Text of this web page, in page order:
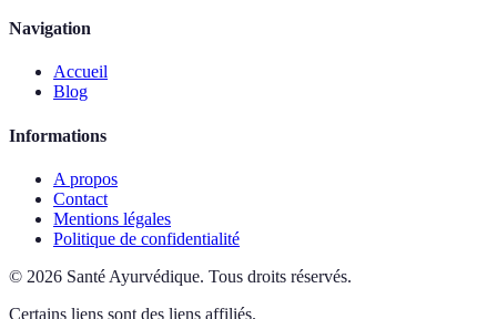
Navigation
Accueil
Blog
Informations
A propos
Contact
Mentions légales
Politique de confidentialité
© 2026 Santé Ayurvédique. Tous droits réservés.
Certains liens sont des liens affiliés.